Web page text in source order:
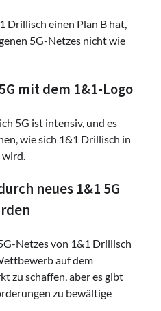
Drillisch einen Plan B hat,
5G-Netzes nicht wie
mit dem 1&1-Logo
5G ist intensiv, und es
wie sich 1&1 Drillisch in
wird.
neues 1&1 5G
Netzes von 1&1 Drillisch
auf dem
zu schaffen, aber es gibt
zu bewältige